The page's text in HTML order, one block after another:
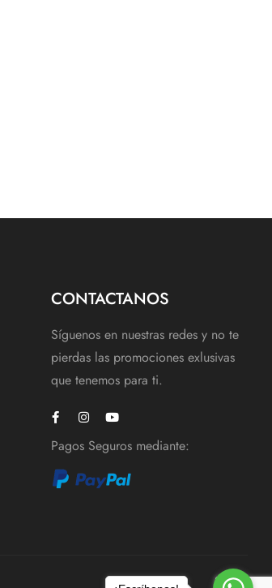
CONTACTANOS
Síguenos en nuestras redes y no te
pierdas las promociones exlusivas
que tenemos para ti.
Pagos Seguros mediante: